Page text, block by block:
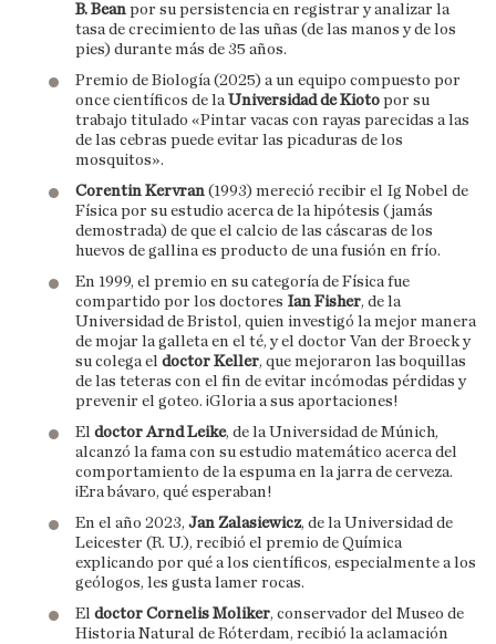
B. Bean por su persistencia en registrar y analizar la
tasa de crecimiento de las uñas (de las manos y de los
pies) durante más de 35 años.
Premio de Biología (2025) a un equipo compuesto por
once científicos de laUniversidad de Kioto por su
trabajo titulado «Pintar vacas con rayas parecidas a las
de las cebras puede evitar las picaduras de los
mosquitos».
Corentin Kervran (1993) mereció recibir el Ig Nobel de
Física por su estudio acerca de la hipótesis (jamás
demostrada) de que el calcio de las cáscaras de los
huevos de gallina es producto de una fusión en frío.
En 1999, el premio en su categoría de Física fue
compartido por los doctores Ian Fisher, de la
Universidad de Bristol, quien investigó la mejor manera
de mojar la galleta en el té, y el doctor Van der Broeck y
su colega el doctor Keller, que mejoraron las boquillas
de las teteras con el fin de evitar incómodas pérdidas y
prevenir el goteo. ¡Gloria a sus aportaciones!
El doctor Arnd Leike, de la Universidad de Múnich,
alcanzó la fama con su estudio matemático acerca del
comportamiento de la espuma en la jarra de cerveza.
¡Era bávaro, qué esperaban!
En el año 2023, Jan Zalasiewicz, de la Universidad de
Leicester (R. U.), recibió el premio de Química
explicando por qué a los científicos, especialmente a los
geólogos, les gusta lamer rocas.
El doctor Cornelis Moliker, conservador del Museo de
Historia Natural de Róterdam, recibió la aclamación